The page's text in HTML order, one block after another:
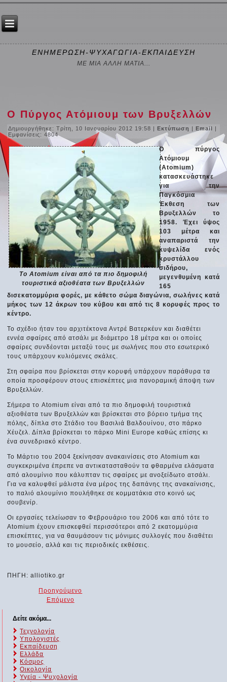
ΕΝΗΜΕΡΩΣΗ-ΨΥΧΑΓΩΓΙΑ-ΕΚΠΑΙΔΕΥΣΗ
ΜΕ ΜΙΑ ΑΛΛΗ ΜΑΤΙΑ...
Ο Πύργος Ατόμιουμ των Βρυξελλών
Δημιουργήθηκε: Τρίτη, 10 Ιανουαρίου 2012 19:58 |Εκτύπωση |Email |
Εμφανίσεις: 4804
Το Atomium είναι από τα πιο δημοφιλή
τουριστικά αξιοθέατα των Βρυξελλών
Ο πύργος
Ατόμιουμ
(Atomium)
κατασκευάστηκε
για την
Παγκόσμια
Έκθεση των
Βρυξελλών το
1958. Έχει ύψος
103 μέτρα και
αναπαριστά την
κυψελίδα ενός
κρυστάλλου
σιδήρου,
μεγενθυμένη κατά
165
δισεκατομμύρια φορές, με κάθετο σώμα διαγώνια, σωλήνες κατά
μήκος των 12 άκρων του κύβου και από τις 8 κορυφές προς το
κέντρο.
Το σχέδιο ήταν του αρχιτέκτονα Αντρέ Βατερκέυν και διαθέτει
εννέα σφαίρες από ατσάλι με διάμετρο 18 μέτρα και οι οποίες
σφαίρες συνδέονται μεταξύ τους με σωλήνες που στο εσωτερικό
τους υπάρχουν κυλιόμενες σκάλες.
Στη σφαίρα που βρίσκεται στην κορυφή υπάρχουν παράθυρα τα
οποία προσφέρουν στους επισκέπτες μια πανοραμική άποψη των
Βρυξελλών.
Σήμερα το Atomium είναι από τα πιο δημοφιλή τουριστικά
αξιοθέατα των Βρυξελλών και βρίσκεται στο βόρειο τμήμα της
πόλης, δίπλα στο Στάδιο του Βασιλιά Βαλδουίνου, στο πάρκο
Χέυζελ. Δίπλα βρίσκεται το πάρκο Mini Europe καθώς επίσης κι
ένα συνεδριακό κέντρο.
Το Μάρτιο του 2004 ξεκίνησαν ανακαινίσεις στο Atomium και
συγκεκριμένα έπρεπε να αντικατασταθούν τα φθαρμένα ελάσματα
από αλουμίνιο που κάλυπταν τις σφαίρες με ανοξείδωτο ατσάλι.
Για να καλυφθεί μάλιστα ένα μέρος της δαπάνης της ανακαίνισης,
το παλιό αλουμίνιο πουλήθηκε σε κομματάκια στο κοινό ως
σουβενίρ.
Οι εργασίες τελείωσαν το Φεβρουάριο του 2006 και από τότε το
Atomium έχουν επισκεφθεί περισσότεροι από 2 εκατομμύρια
επισκέπτες, για να θαυμάσουν τις μόνιμες συλλογές που διαθέτει
το μουσείο, αλλά και τις περιοδικές εκθέσεις.
ΠΗΓΗ: alliotiko.gr
Προηγούμενο
Επόμενο
Δείτε ακόμα...
Τεχνολογία
Υπολογιστές
Εκπαίδευση
Ελλάδα
Κόσμος
Οικολογία
Υγεία - Ψυχολογία